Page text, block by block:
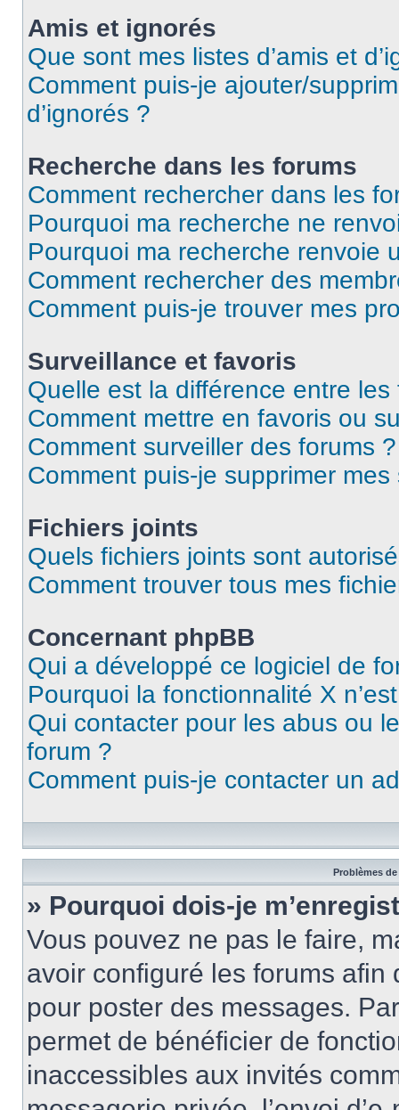
Amis et ignorés
Que sont mes listes d’amis et
Comment puis-je ajouter/
d’ignorés ?
Recherche dans les forums
Comment rechercher dans les
Pourquoi ma recherche ne
Pourquoi ma recherche renvoie
Comment rechercher des
Comment puis-je trouver mes
Surveillance et favoris
Quelle est la différence entre
Comment mettre en favoris ou
Comment surveiller des forums ?
Comment puis-je supprimer
Fichiers joints
Quels fichiers joints sont
Comment trouver tous mes
Concernant phpBB
Qui a développé ce logiciel de
Pourquoi la fonctionnalité X
Qui contacter pour les abus ou
forum ?
Comment puis-je contacter un
Problèmes
» Pourquoi dois-je
Vous pouvez ne pas le faire,
avoir configuré les forums afin
pour poster des messages.
permet de bénéficier de
inaccessibles aux invités